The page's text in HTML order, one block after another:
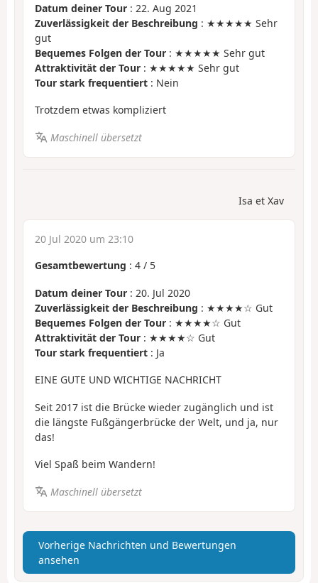
Datum deiner Tour : 22. Aug 2021
Zuverlässigkeit der Beschreibung : ★★★★★ Sehr
gut
Bequemes Folgen der Tour : ★★★★★ Sehr gut
Attraktivität der Tour : ★★★★★ Sehr gut
Tour stark frequentiert : Nein
Trotzdem etwas kompliziert
Maschinell übersetzt
Isa et Xav
20 Jul 2020 um 23:10
Gesamtbewertung : 4 / 5
Datum deiner Tour : 20. Jul 2020
Zuverlässigkeit der Beschreibung : ★★★★☆ Gut
Bequemes Folgen der Tour : ★★★★☆ Gut
Attraktivität der Tour : ★★★★☆ Gut
Tour stark frequentiert : Ja
EINE GUTE UND WICHTIGE NACHRICHT
Seit 2017 ist die Brücke wieder zugänglich und ist
die längste Fußgängerbrücke der Welt, und ja, nur
das!
Viel Spaß beim Wandern!
Maschinell übersetzt
Vorherige Nachrichten und Bewertungen
ansehen